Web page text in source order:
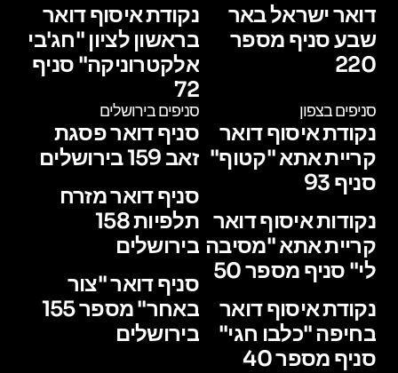
דואר ישראל באר
שבע סניף מספר
220
נקודת איסוף דואר
בראשון לציון "חג'בי
אלקטרוניקה" סניף
72
סניפים בצפון
נקודת איסוף דואר
קריית אתא "קטוף"
סניף 93
נקודות איסוף דואר
קריית אתא "מסיבה
לי" סניף מספר 50
נקודת איסוף דואר
בחיפה "כלבו חגי"
סניף מספר 40
סניפים בירושלים
סניף דואר פסגת
זאב 159 בירושלים
סניף דואר מזרח
תלפיות 158
בירושלים
סניף דואר "צור
באחר" מספר 155
בירושלים